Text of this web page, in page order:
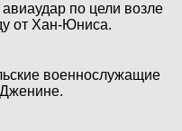
по цели возле
от Хан-Юниса.
военнослужащие